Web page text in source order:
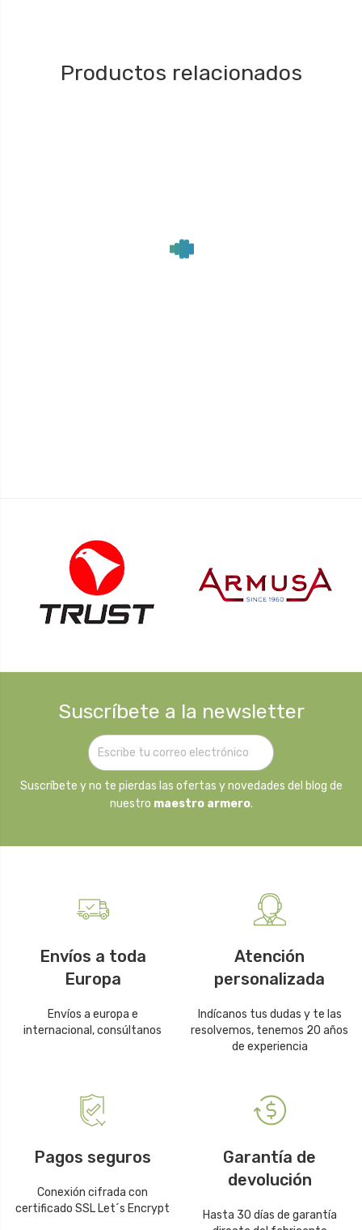
Productos relacionados
Suscríbete a la newsletter
Suscríbete y no te pierdas las ofertas y novedades del blog de
nuestro maestro armero.
Envíos a toda
Europa
Envíos a europa e
internacional, consúltanos
Atención
personalizada
Indícanos tus dudas y te las
resolvemos, tenemos 20 años
de experiencia
Pagos seguros
Conexión cifrada con
certificado SSL Let´s Encrypt
Garantía de
devolución
Hasta 30 días de garantía